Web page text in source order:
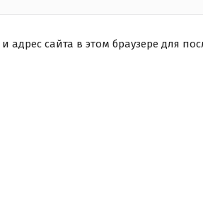
адрес сайта в этом браузере для